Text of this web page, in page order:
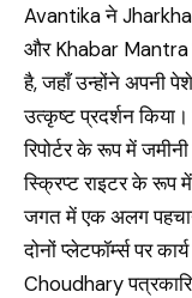
Avantika ने
और Khabar Mantra
है, जहाँ उन्होंने अपनी
उत्कृष्ट प्रदर्शन
रिपोर्टर के रूप में
स्क्रिप्ट राइटर के रूप
जगत में एक अलग
दोनों प्लेटफॉर्म्स पर
Choudhary